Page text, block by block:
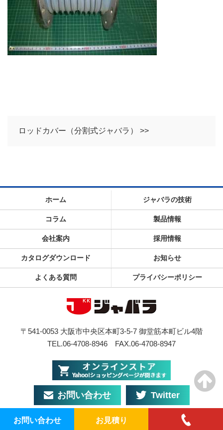
ロッドカバー（分割式ジャバラ） >>
ホーム ジャバラの技術
コラム 製品情報
会社案内 採用情報
カタログダウンロード お知らせ
よくある質問 プライバシーポリシー
〒541-0053 大阪市中央区本町3-5-7 御堂筋本町ビル4階
TEL.06-4708-8946 FAX.06-4708-8947
お問い合わせ Twitter
© JABARA Co., Ltd. All Rights Reserved.
お問い合わせ お見積り